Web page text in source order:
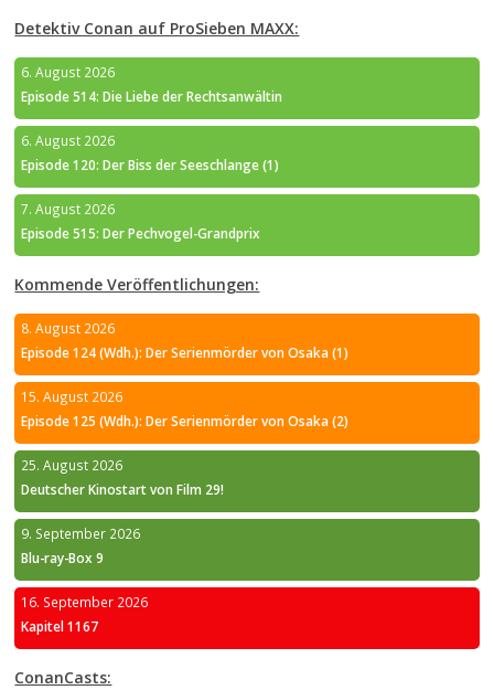
Detektiv Conan auf ProSieben MAXX:
6. August 2026
Episode 514: Die Liebe der Rechtsanwältin
6. August 2026
Episode 120: Der Biss der Seeschlange (1)
7. August 2026
Episode 515: Der Pechvogel-Grandprix
Kommende Veröffentlichungen:
8. August 2026
Episode 124 (Wdh.): Der Serienmörder von Osaka (1)
15. August 2026
Episode 125 (Wdh.): Der Serienmörder von Osaka (2)
25. August 2026
Deutscher Kinostart von Film 29!
9. September 2026
Blu-ray-Box 9
16. September 2026
Kapitel 1167
ConanCasts: